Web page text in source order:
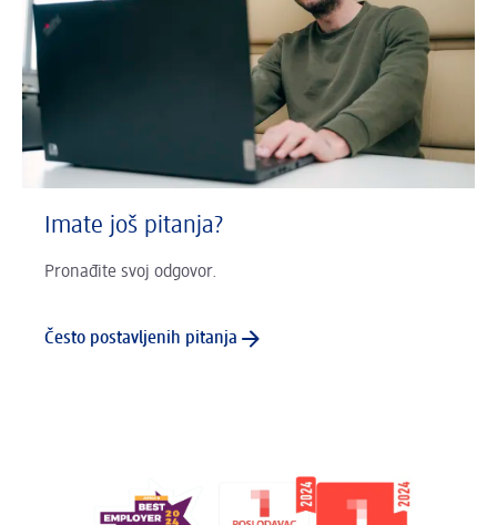
Imate još pitanja?
Pronađite svoj odgovor.
Često postavljenih pitanja